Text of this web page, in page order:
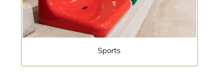
Sports